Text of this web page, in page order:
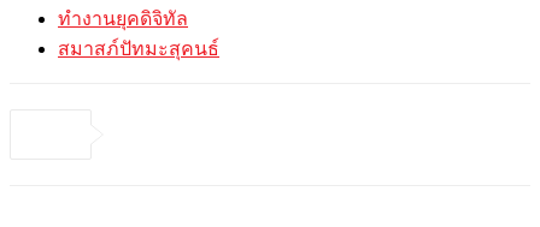
ทำงานยุคดิจิทัล
สมาสภ์ปัทมะสุคนธ์